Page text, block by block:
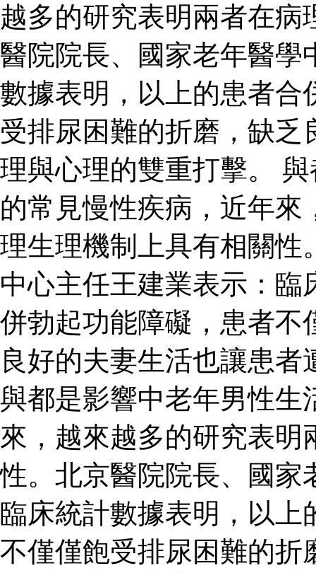
越多的研究表明兩者在
醫院院長、國家老年醫學
數據表明，以上的患者合
受排尿困難的折磨，缺
理與心理的雙重打擊。
的常見慢性疾病，近年
理生理機制上具有相關性
中心主任王建業表示：
併勃起功能障礙，患者不
良好的夫妻生活也讓患
與都是影響中老年男性生
來，越來越多的研究表
性。北京醫院院長、國家
臨床統計數據表明，以上
不僅僅飽受排尿困難的折